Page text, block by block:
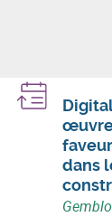
œuvre
dans